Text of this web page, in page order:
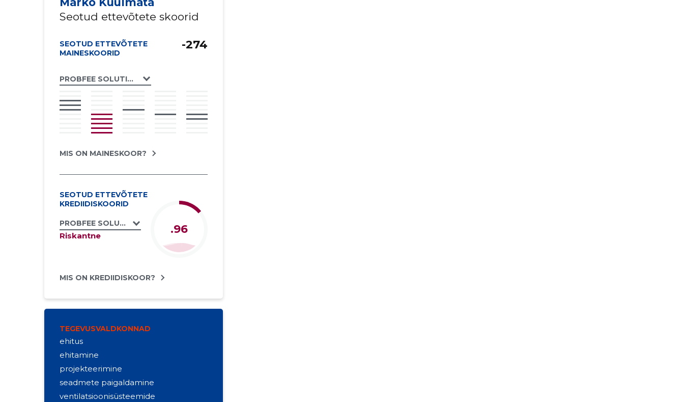
Seotud ettevõtete skoorid
SEOTUD ETTEVÕTETE
MAINESKOORID
PROBFEE SOLUTIONS OÜ
-274
MIS ON MAINESKOOR?
SEOTUD ETTEVÕTETE
KREDIIDISKOORID
PROBFEE SOLUTIONS OÜ
Riskantne .96
MIS ON KREDIIDISKOOR?
TEGEVUSVALDKONNAD
ehitus
ehitamine
projekteerimine
seadmete paigaldamine
ventilatsioonisüsteemide